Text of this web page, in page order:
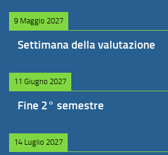
9 Maggio 2027
Settimana della valutazione
11 Giugno 2027
Fine 2° semestre
14 Luglio 2027